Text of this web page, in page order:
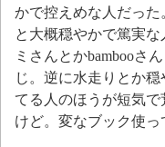
かで控えめな人だった
と大概穏やかで篤実
ミさんとかbambooさ
じ。逆に水走りとか
てる人のほうが短気
けど。変なブック使っ